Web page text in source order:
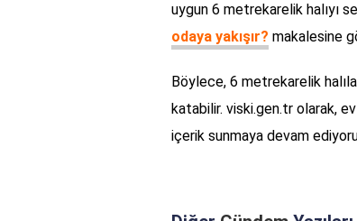
uygun 6 metrekarelik halıyı
odaya yakışır? makalesine
Böylece, 6 metrekarelik
katabilir. viski.gen.tr olarak,
içerik sunmaya devam